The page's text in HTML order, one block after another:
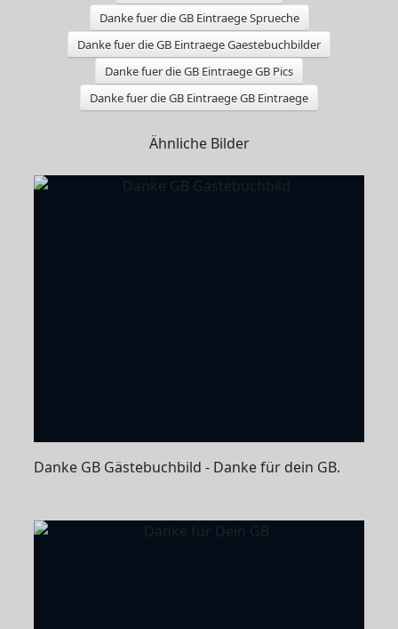
Danke fuer die GB Eintraege Sprueche
Danke fuer die GB Eintraege Gaestebuchbilder
Danke fuer die GB Eintraege GB Pics
Danke fuer die GB Eintraege GB Eintraege
Ähnliche Bilder
Danke GB Gästebuchbild - Danke für dein GB.